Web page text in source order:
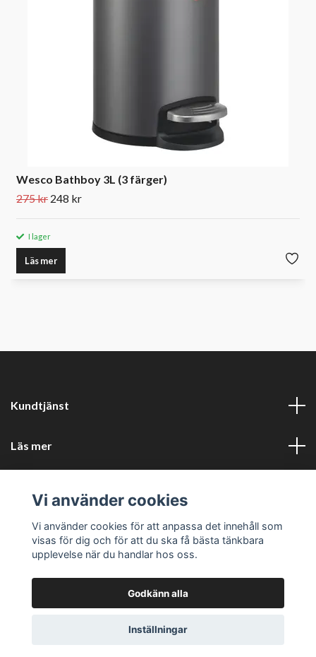
Wesco Bathboy 3L (3 färger)
275 kr 248 kr
I lager
Läs mer
Kundtjänst
Läs mer
Företagsuppgifter
© 2026 Perfors KökPowered by Quickbutik
Vi använder cookies
Vi använder cookies för att anpassa det innehåll som
visas för dig och för att du ska få bästa tänkbara
upplevelse när du handlar hos oss.
Godkänn alla
Inställningar